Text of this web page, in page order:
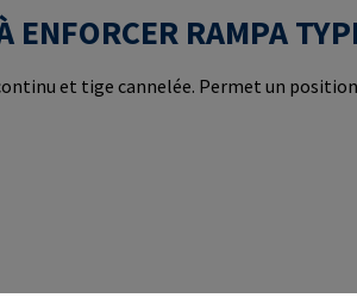
RAMPA
et tige cannelée. Permet un